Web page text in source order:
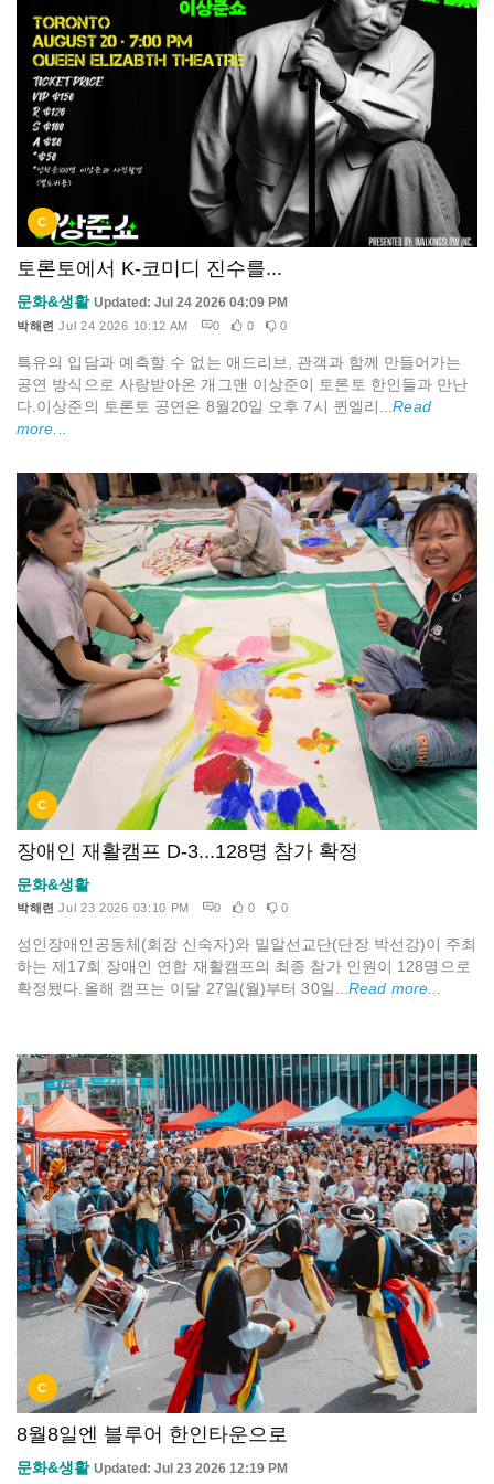
C
토론토에서 K-코미디 진수를...
문화&생활 Updated: Jul 24 2026 04:09 PM
박해련 Jul 24 2026 10:12 AM 0 0 0
특유의 입담과 예측할 수 없는 애드리브, 관객과 함께 만들어가는
공연 방식으로 사랑받아온 개그맨 이상준이 토론토 한인들과 만난
다.이상준의 토론토 공연은 8월20일 오후 7시 퀸엘리...Read
more...
C
장애인 재활캠프 D-3...128명 참가 확정
문화&생활
박해련 Jul 23 2026 03:10 PM 0 0 0
성인장애인공동체(회장 신숙자)와 밀알선교단(단장 박선강)이 주최
하는 제17회 장애인 연합 재활캠프의 최종 참가 인원이 128명으로
확정됐다.올해 캠프는 이달 27일(월)부터 30일...Read more...
C
8월8일엔 블루어 한인타운으로
문화&생활 Updated: Jul 23 2026 12:19 PM